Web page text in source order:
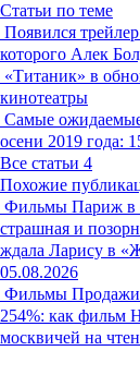
Статьи по теме
Появился
которого Алек
«Титаник» в
кинотеатры
Самые
осени 2019 года:
Все статьи 4
Похожие
Фильмы Париж в
страшная и
ждала Ларису в
05.08.2026
Фильмы
254%: как фильм
москвичей на